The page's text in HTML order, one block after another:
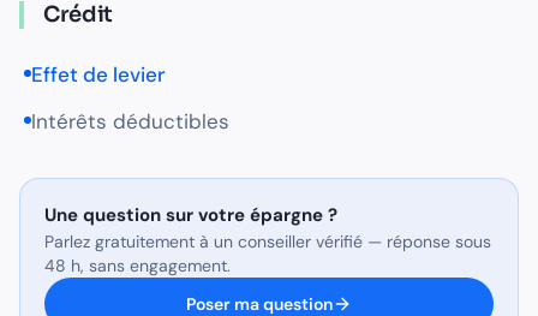
Crédit
Effet de levier
Intérêts déductibles
Une question sur votre épargne ?
Parlez gratuitement à un conseiller vérifié — réponse sous
48 h, sans engagement.
Poser ma question